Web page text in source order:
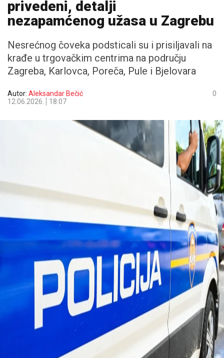
privedeni, detalji
nezapamćenog užasa u Zagrebu
Nesrećnog čoveka podsticali su i prisiljavali na
krađe u trgovačkim centrima na području
Zagreba, Karlovca, Poreča, Pule i Bjelovara
Autor: Aleksandar Bečić
12.06.2026.
18:07
0